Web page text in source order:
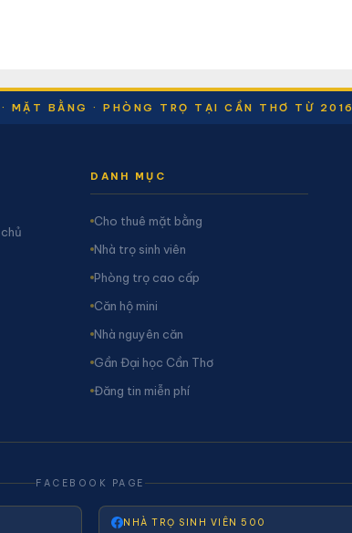
MẶT BẰNG · PHÒNG TRỌ TẠI CẦN THƠ TỪ 2016
DANH MỤC
Cho thuê mặt bằng
Nhà trọ sinh viên
Phòng trọ cao cấp
Căn hộ mini
Nhà nguyên căn
Gần Đại học Cần Thơ
Đăng tin miễn phí
FACEBOOK PAGE
NHÀ TRỌ SINH VIÊN 500